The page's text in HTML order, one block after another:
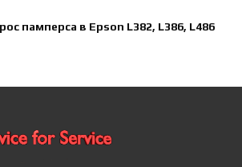
памперса в Epson L382, L386, L486